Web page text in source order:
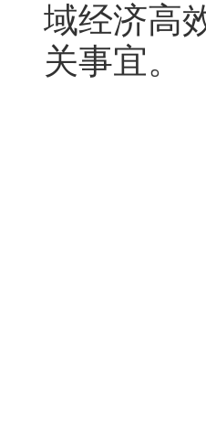
域经济高
关事宜。